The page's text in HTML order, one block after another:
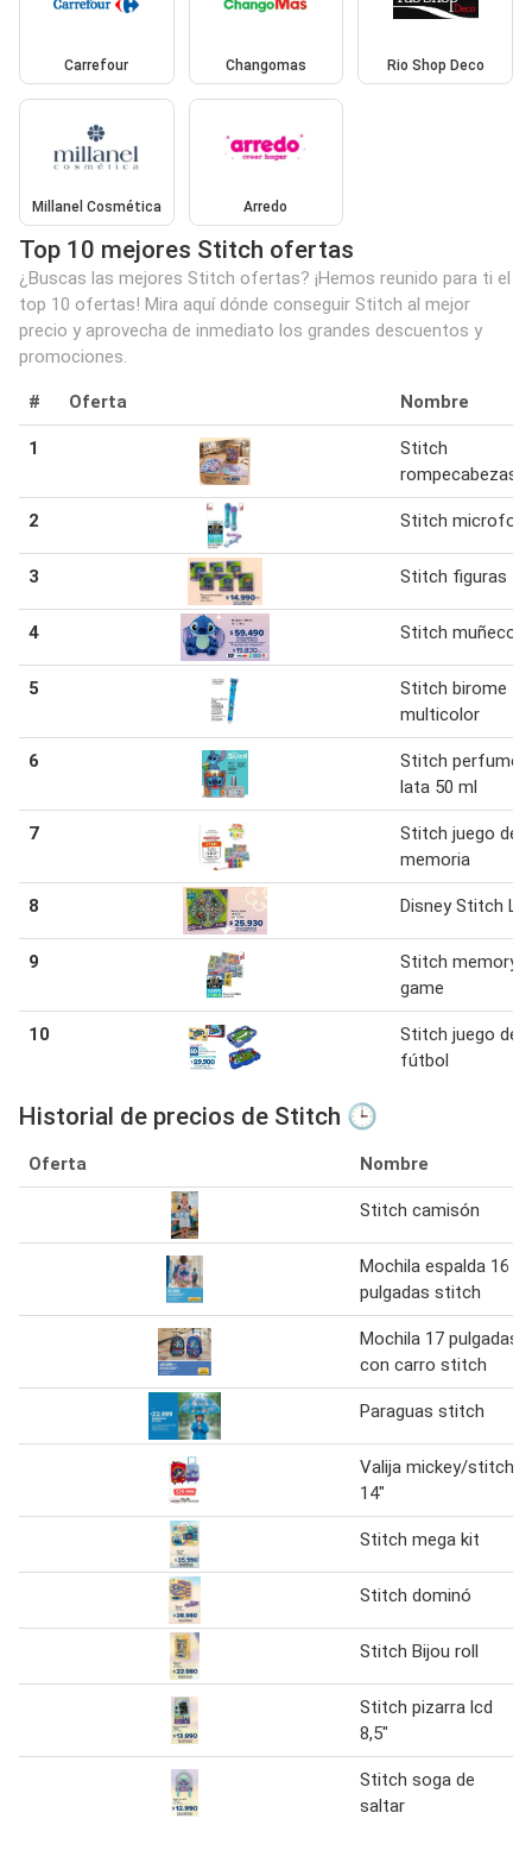
Carrefour Changomas Rio Shop Deco
Millanel Cosmética Arredo
Top 10 mejores Stitch ofertas
¿Buscas las mejores Stitch ofertas? ¡Hemos reunido para ti el
top 10 ofertas! Mira aquí dónde conseguir Stitch al mejor
precio y aprovecha de inmediato los grandes descuentos y
promociones.
# Oferta Nombre
1
Stitch
rompecabezas
2 Stitch
3 Stitch figuras
4 Stitch muñeco
5
Stitch birome
multicolor
6
Stitch perfume
lata 50 ml
7
Stitch juego de
memoria
8 Disney Stitch
9
Stitch memory
game
10
Stitch juego de
fútbol
Historial de precios de Stitch 🕒
Oferta Nombre
Stitch camisón
Mochila espalda 16
pulgadas stitch
Mochila 17 pulgadas
con carro stitch
Paraguas stitch
Valija mickey/stitch
14"
Stitch mega kit
Stitch dominó
Stitch Bijou roll
Stitch pizarra lcd
8,5"
Stitch soga de
saltar